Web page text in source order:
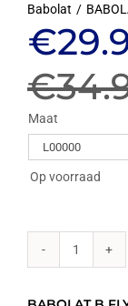
Babolat
€
€
is:
Maat
Op voorraad
BABOLAT